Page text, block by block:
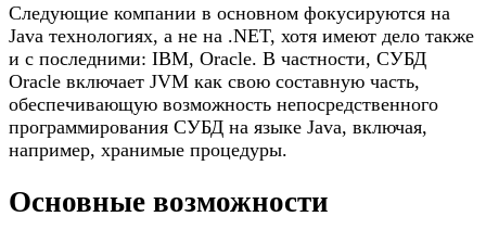
Следующие компании в основном фокусируются на
Java технологиях, а не на .NET, хотя имеют дело также
и с последними: IBM, Oracle. В частности, СУБД
Oracle включает JVM как свою составную часть,
обеспечивающую возможность непосредственного
программирования СУБД на языке Java, включая,
например, хранимые процедуры.
Основные возможности